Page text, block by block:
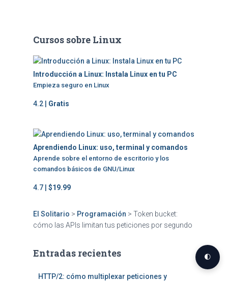
Cursos sobre Linux
Introducción a Linux: Instala Linux en tu PC
Empieza seguro en Linux
4.2 | Gratis
Aprendiendo Linux: uso, terminal y comandos
Aprende sobre el entorno de escritorio y los
comandos básicos de GNU/Linux
4.7 | $19.99
El Solitario > Programación > Token bucket:
cómo las APIs limitan tus peticiones por segundo
Entradas recientes
HTTP/2: cómo multiplexar peticiones y
🌓